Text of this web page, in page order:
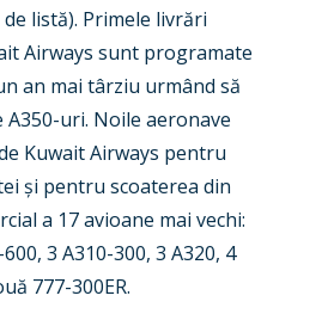
listă). Primele livrări
Airways sunt programate
an mai târziu urmând să
A350-uri. Noile aeronave
Kuwait Airways pentru
și pentru scoaterea din
a 17 avioane mai vechi:
3 A310-300, 3 A320, 4
777-300ER.
New Routes
Industry
Accidents / Incidents
Airshows
Dubai 2025
Paris 2025
Business Jets
Military
Trip Reports